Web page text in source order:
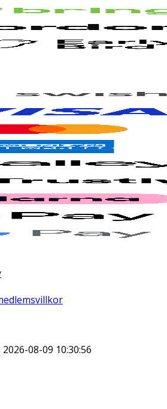
2026-08-09 10:30:56